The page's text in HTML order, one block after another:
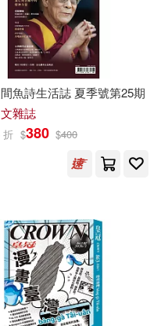
間魚詩生活誌 夏季號第25期
雜誌
折 $380 $400